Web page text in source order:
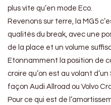
plus vite qu’en mode Eco.
Revenons sur terre, la MG5
qualités du break, avec une
de la place et un volume
Etonnamment la position de
croire qu’on est au volant d’un
façon Audi Allroad ou Volvo
Pour ce qui est de